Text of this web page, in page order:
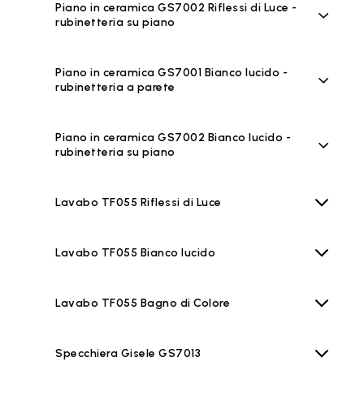
Piano in ceramica GS7002 Riflessi di Luce -
rubinetteria su piano
Piano in ceramica GS7001 Bianco lucido -
rubinetteria a parete
Piano in ceramica GS7002 Bianco lucido -
rubinetteria su piano
Lavabo TF055 Riflessi di Luce
Lavabo TF055 Bianco lucido
Lavabo TF055 Bagno di Colore
Specchiera Gisele GS7013